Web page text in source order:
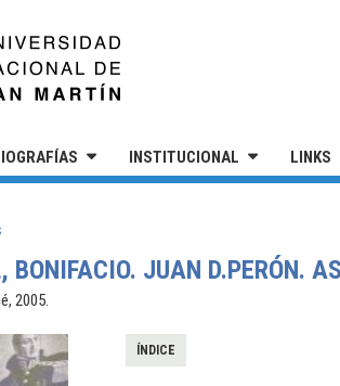
INSTITUCIONAL LINKS
AQUÍ
BONIFACIO. JUAN D.PERÓN.
2005.
ÍNDICE